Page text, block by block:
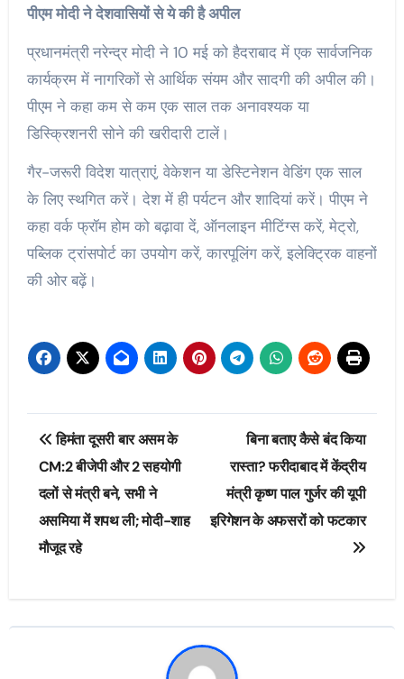
पीएम मोदी ने देशवासियों से ये की है अपील
प्रधानमंत्रीनरेन्द्र मोदी ने 10 मई को हैदराबाद में एक सार्वजनिक
कार्यक्रम में नागरिकों से आर्थिक संयम और सादगी की अपील की।
पीएम ने कहा कम से कम एक साल तक अनावश्यक या
डिस्क्रिशनरी सोने की खरीदारी टालें।
गैर-जरूरी विदेश यात्राएं, वेकेशन या डेस्टिनेशन वेडिंग एक साल
के लिए स्थगित करें। देश में ही पर्यटन और शादियां करें। पीएम ने
कहा वर्क फ्रॉम होम को बढ़ावा दें, ऑनलाइन मीटिंग्स करें, मेट्रो,
पब्लिक ट्रांसपोर्ट का उपयोग करें, कारपूलिंग करें, इलेक्ट्रिक वाहनों
की ओर बढ़ें।
Post
navigation
हिमंता दूसरी बार असम के
CM:2 बीजेपी और 2 सहयोगी
दलों से मंत्री बने, सभी ने
असमिया में शपथ ली; मोदी-शाह
मौजूद रहे
बिना बताए कैसे बंद किया
रास्ता? फरीदाबाद में केंद्रीय
मंत्री कृष्ण पाल गुर्जर की यूपी
इरिगेशन के अफसरों को फटकार